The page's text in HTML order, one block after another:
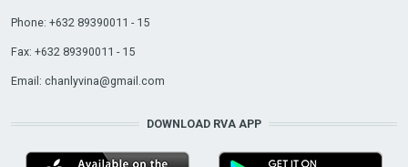
Phone: +632 89390011 - 15
Fax: +632 89390011 - 15
Email: chanlyvina@gmail.com
DOWNLOAD RVA APP